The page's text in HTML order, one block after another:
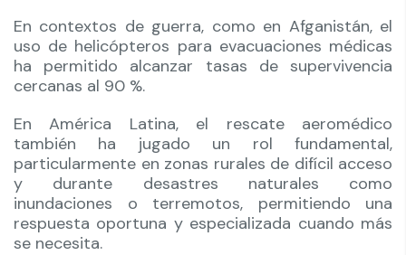
En contextos de guerra, como en Afganistán, el
uso de helicópteros para evacuaciones médicas
ha permitido alcanzar tasas de supervivencia
cercanas al 90 %.
En América Latina, el rescate aeromédico
también ha jugado un rol fundamental,
particularmente en zonas rurales de difícil acceso
y durante desastres naturales como
inundaciones o terremotos, permitiendo una
respuesta oportuna y especializada cuando más
se necesita.